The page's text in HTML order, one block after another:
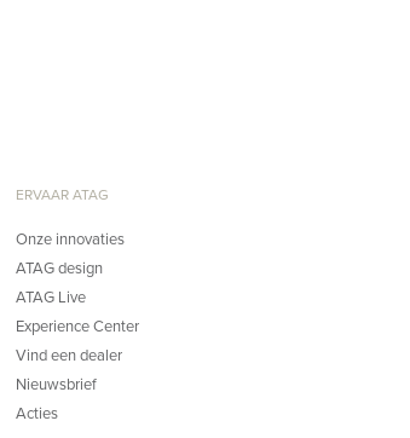
ERVAAR ATAG
Onze innovaties
ATAG design
ATAG Live
Experience Center
Vind een dealer
Nieuwsbrief
Acties